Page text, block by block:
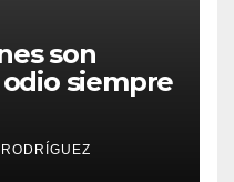
son
siempre